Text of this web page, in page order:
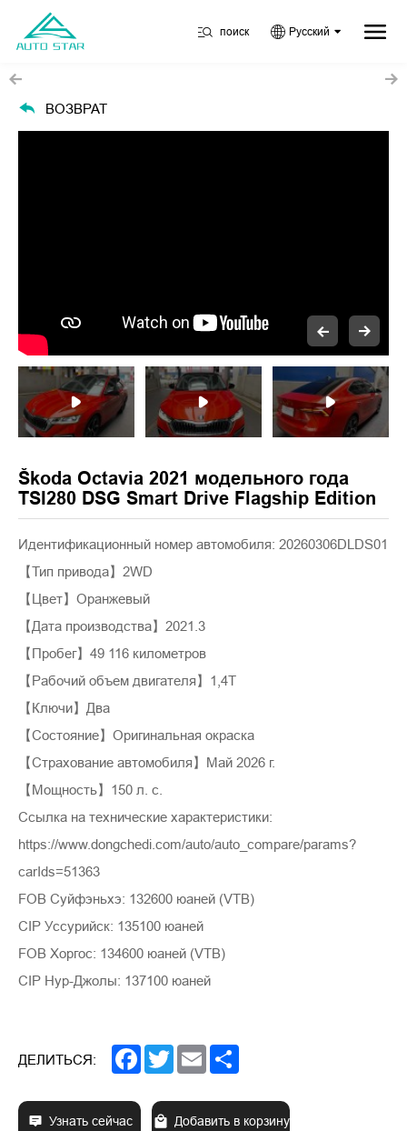
поиск Русский
ВОЗВРАТ
Škoda Octavia 2021 модельного года
TSI280 DSG Smart Drive Flagship Edition
Идентификационный номер автомобиля: 20260306DLDS01
【Тип привода】2WD
【Цвет】Оранжевый
【Дата производства】2021.3
【Пробег】49 116 километров
【Рабочий объем двигателя】1,4T
【Ключи】Два
【Состояние】Оригинальная окраска
【Страхование автомобиля】Май 2026 г.
【Мощность】150 л. с.
Ссылка на технические характеристики:
https://www.dongchedi.com/auto/auto_compare/params?
carIds=51363
FOB Суйфэньхэ: 132600 юаней (VTB)
CIP Уссурийск: 135100 юаней
FOB Хоргос: 134600 юаней (VTB)
CIP Нур-Джолы: 137100 юаней
ДЕЛИТЬСЯ: Facebook
TwitterEmail
Узнать сейчас Добавить в корзину